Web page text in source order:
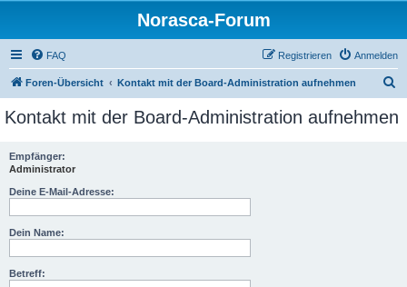
Norasca-Forum
FAQ Anmelden
Registrieren
Foren-Übersicht Kontakt mit der Board-Administration aufnehmen
c
Kontakt mit der Board-Administration aufnehmen
Empfänger:
Administrator
Deine E-Mail-Adresse:
Dein Name:
Betreff: